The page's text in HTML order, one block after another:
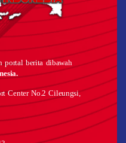
portal berita dibawah
Center No.2 Cileungsi,